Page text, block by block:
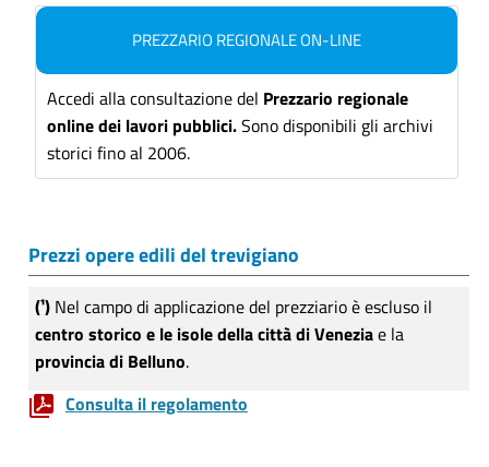
PREZZARIO REGIONALE ON-LINE
Accedi alla consultazione del Prezzario regionale
online dei lavori pubblici.Sono disponibili gli archivi
storici fino al 2006.
Prezzi opere edili del trevigiano
(¹) Nel campo di applicazione del prezziario è escluso il
centro storico e le isole della città di Veneziae la
provincia di Belluno.
Consulta il regolamento